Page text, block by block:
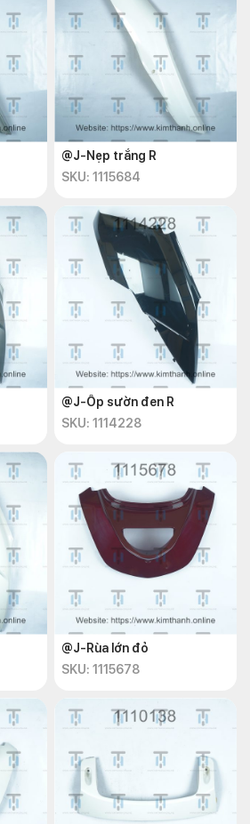
@J-Nẹp trắng R
SKU: 1115684
@J-Ốp sườn đen R
SKU: 1114228
@J-Rùa lớn đỏ
SKU: 1115678